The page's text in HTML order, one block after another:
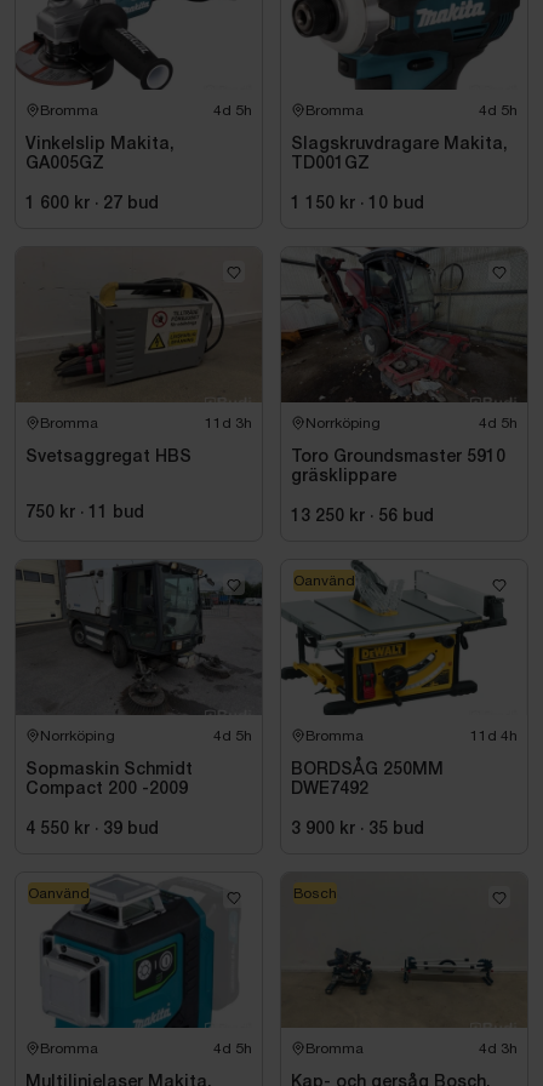
Bromma 4d 5h
Vinkelslip Makita,
GA005GZ
1 600 kr · 27 bud
Bromma 4d 5h
Slagskruvdragare Makita,
TD001GZ
1 150 kr · 10 bud
Bromma 11d 3h
Svetsaggregat HBS
750 kr · bud
Norrköping 4d 5h
Toro Groundsmaster 5910
gräsklippare
13 250 kr · 56 bud
Norrköping 4d 5h
Sopmaskin Schmidt
Compact 200 -2009
4 550 kr · 39 bud
Bromma 11d 4h
BORDSÅG 250MM
DWE7492
3 900 kr · 35 bud
Oanvänd
Bromma 4d 5h
Oanvänd
Bromma 4d 3h
Bosch